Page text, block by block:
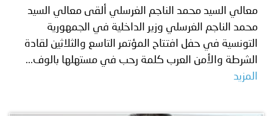
معالي السيد محمد الناجم الغرسلي ألقى معالي السيد
محمد الناجم الغرسلي وزير الداخلية في الجمهورية
التونسية في حفل افتتاح المؤتمر التاسع والثلاثين لقادة
الشرطة والأمن العرب كلمة رحب في مستهلها بالوف...
المزيد